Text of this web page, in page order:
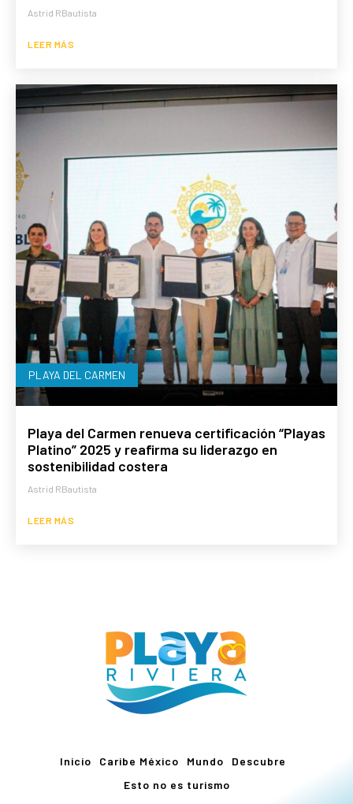
Astrid RBautista
LEER MÁS
PLAYA DEL CARMEN
Playa del Carmen renueva certificación “Playas
Platino” 2025 y reafirma su liderazgo en
sostenibilidad costera
Astrid RBautista
LEER MÁS
Inicio Caribe México Mundo
Descubre
Esto no es turismo